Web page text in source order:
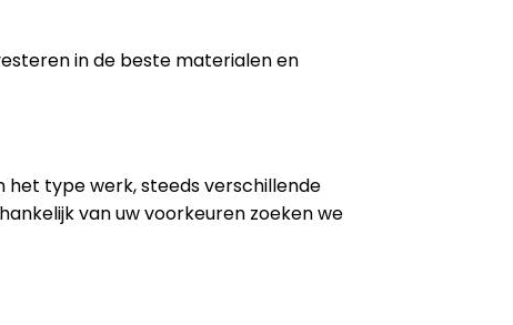
in de beste materialen en
het type werk, steeds verschillende
van uw voorkeuren zoeken we